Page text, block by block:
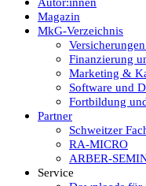
Magazin
MkG-Verzeichnis
Finanzierung
Marketing &
Software und
Fortbildung
Partner
Schweitzer
RA-MICRO
ARBER-
Service